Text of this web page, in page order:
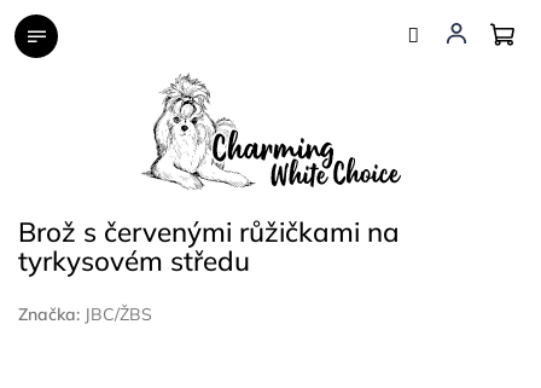
Přejít
na
Brož s červenými růžičkami na
tyrkysovém středu
Značka: JBC/ŽBS